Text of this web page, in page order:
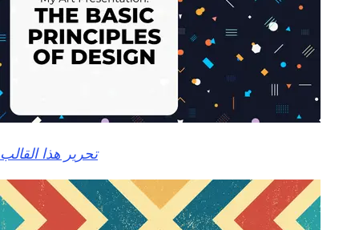
تحرير هذا القالب